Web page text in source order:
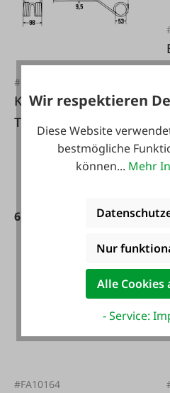
#FA939
Kreiselheuerzinke
Turboheuer
6,59 €*
#FA10164
Wir respektieren
Diese Website
bestmögliche
können... Mehr
Nur
Alle Cookies
- Service: